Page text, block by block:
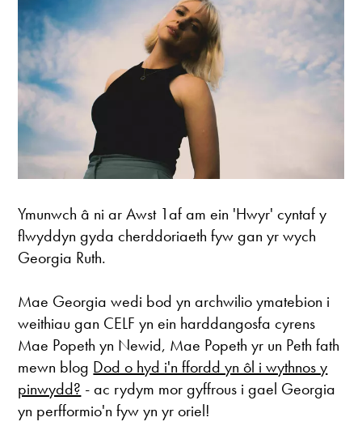
Ymunwch â ni ar Awst 1af am ein 'Hwyr' cyntaf y
flwyddyn gyda cherddoriaeth fyw gan yr wych
Georgia Ruth.
Mae Georgia wedi bod yn archwilio ymatebion i
weithiau gan CELF yn ein harddangosfa cyrens
Mae Popeth yn Newid, Mae Popeth yr un Peth fath
mewn blog Dod o hyd i'n ffordd yn ôl i wythnos y
pinwydd? - ac rydym mor gyffrous i gael Georgia
yn perfformio'n fyw yn yr oriel!